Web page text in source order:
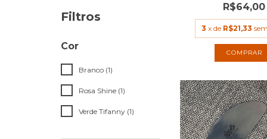
Filtros
Cor
Branco (1)
Rosa Shine (1)
Verde Tifanny (1)
R$64,00
3 x de R$21,33